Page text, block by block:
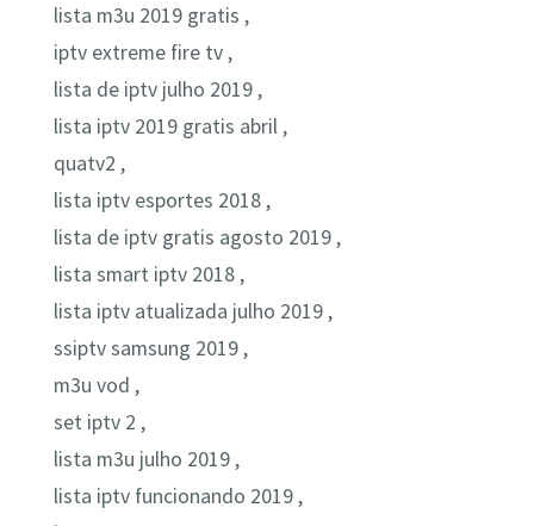
lista m3u 2019 gratis ,
iptv extreme fire tv ,
lista de iptv julho 2019 ,
lista iptv 2019 gratis abril ,
quatv2 ,
lista iptv esportes 2018 ,
lista de iptv gratis agosto 2019 ,
lista smart iptv 2018 ,
lista iptv atualizada julho 2019 ,
ssiptv samsung 2019 ,
m3u vod ,
set iptv 2 ,
lista m3u julho 2019 ,
lista iptv funcionando 2019 ,